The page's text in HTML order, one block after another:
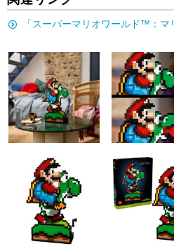
「スーパーマリオワールド™：